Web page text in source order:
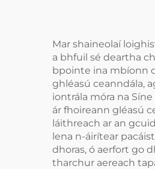
Mar shaineolaí
a bhfuil sé deartha
bpointe ina mbíonn
ghléasú ceanndála,
iontrála móra na
ár fhoireann gléasú
láithreach ar an
lena n-áirítear
dhoras, ó aerfort go
tharchur aereach